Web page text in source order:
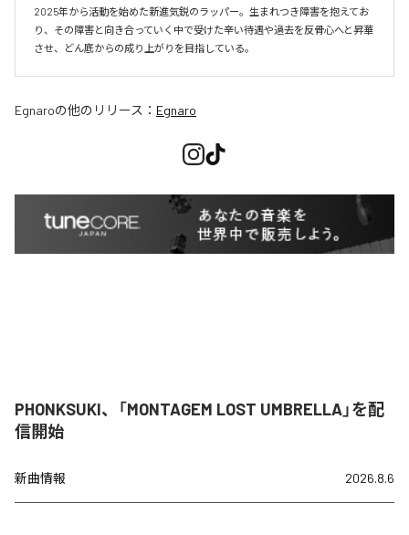
2025年から活動を始めた新進気鋭のラッパー。生まれつき障害を抱えてお
り、その障害と向き合っていく中で受けた辛い待遇や過去を反骨心へと昇華
させ、どん底からの成り上がりを目指している。
Egnaroの他のリリース： Egnaro
PHONKSUKI、「MONTAGEM LOST UMBRELLA」を配
信開始
新曲情報 2026.8.6